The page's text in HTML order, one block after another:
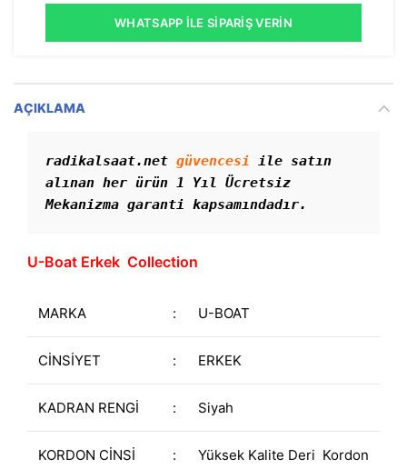
WHATSAPP İLE SIPARIŞ VERIN
AÇIKLAMA
radikalsaat.net güvencesi ile satın
alınan her ürün 1 Yıl Ücretsiz
Mekanizma garanti kapsamındadır.
U-Boat Erkek Collection
MARKA : U-BOAT
CİNSİYET : ERKEK
KADRAN RENGİ : Siyah
KORDON CİNSİ : Yüksek Kalite Deri Kordon